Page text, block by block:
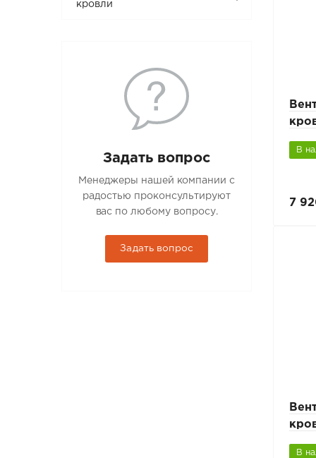
кровли
Задать вопрос
Менеджеры нашей компании с
радостью проконсультируют
вас по любому вопросу.
Задать вопрос
В
7
В